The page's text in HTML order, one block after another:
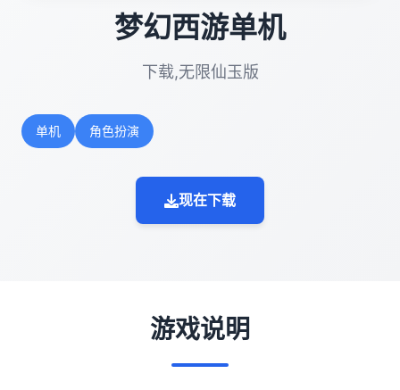
梦幻西游单机
下载,无限仙玉版
单机 角色扮演
现在下载
游戏说明